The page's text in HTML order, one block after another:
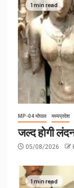
1 min read
MP-04 भोपाल मध्यप्रदेश
जल्द होगी
05/08/2026
1 min read